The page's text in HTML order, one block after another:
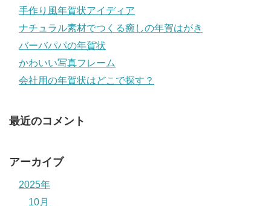
手作り風年賀状アイディア
ナチュラル素材でつくる癒しの年賀はがき
バーバパパの年賀状
かわいい写真フレーム
会社用の年賀状はどこで探す？
最近のコメント
アーカイブ
2025年
10月